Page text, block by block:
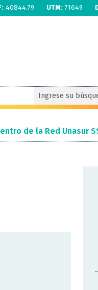
40844.79 UTM: 71649
de la Red Unasur